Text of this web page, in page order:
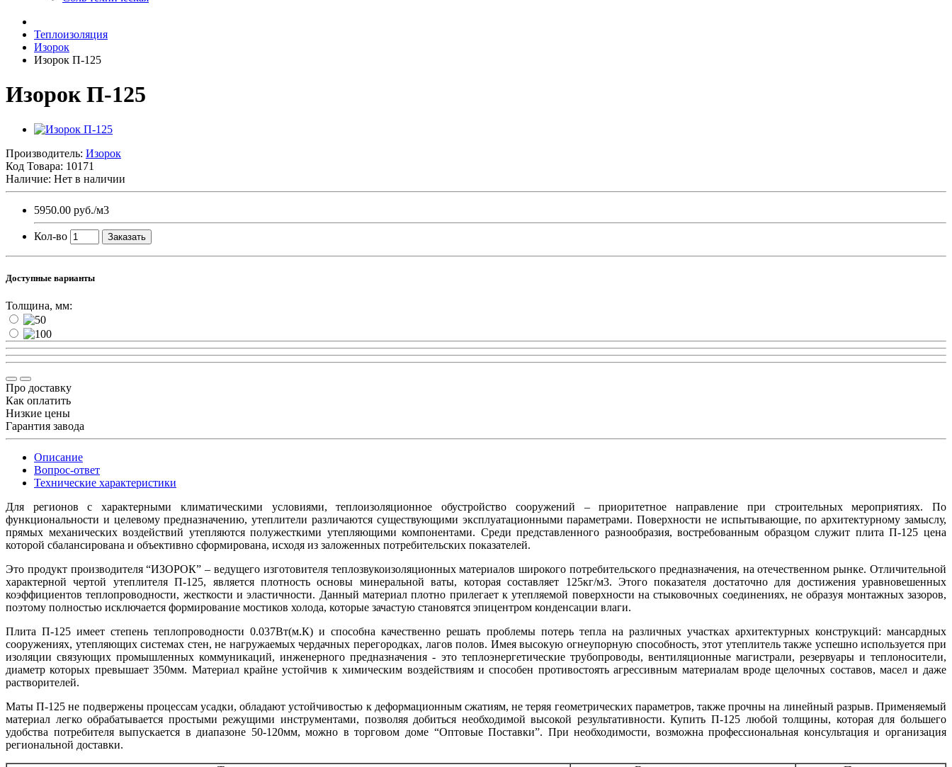
Теплоизоляция
Изорок
Изорок П-125
Изорок П-125
Производитель: Изорок
Код Товара: 10171
Наличие: Нет в наличии
5950.00 руб./м3
Кол-во Заказать
Доступные варианты
Толщина, мм:
Про доставку
Как оплатить
Низкие цены
Гарантия завода
Описание
Вопрос-ответ
Технические характеристики
Для регионов с характерными климатическими условиями, теплоизоляционное обустройство сооружений – приоритетное направление при строительных мероприятиях. По
функциональности и целевому предназначению, утеплители различаются существующими эксплуатационными параметрами. Поверхности не испытывающие, по архитектурному замыслу,
прямых механических воздействий утепляются полужесткими утепляющими компонентами. Среди представленного разнообразия, востребованным образцом служит плита П-125 цена
которой сбалансирована и объективно сформирована, исходя из заложенных потребительских показателей.
Это продукт производителя “ИЗОРОК” – ведущего изготовителя теплозвукоизоляционных материалов широкого потребительского предназначения, на отечественном рынке. Отличительной
характерной чертой утеплителя П-125, является плотность основы минеральной ваты, которая составляет 125кг/м3. Этого показателя достаточно для достижения уравновешенных
коэффициентов теплопроводности, жесткости и эластичности. Данный материал плотно прилегает к утепляемой поверхности на стыковочных соединениях, не образуя монтажных зазоров,
поэтому полностью исключается формирование мостиков холода, которые зачастую становятся эпицентром конденсации влаги.
Плита П-125 имеет степень теплопроводности 0.037Вт(м.К) и способна качественно решать проблемы потерь тепла на различных участках архитектурных конструкций: мансардных
сооружениях, утепляющих системах стен, не нагружаемых чердачных перегородках, лагов полов. Имея высокую огнеупорную способность, этот утеплитель также успешно используется при
изоляции связующих промышленных коммуникаций, инженерного предназначения - это теплоэнергетические трубопроводы, вентиляционные магистрали, резервуары и теплоносители,
диаметр которых превышает 350мм. Материал крайне устойчив к химическим воздействиям и способен противостоять агрессивным материалам вроде щелочных составов, масел и даже
растворителей.
Маты П-125 не подвержены процессам усадки, обладают устойчивостью к деформационным сжатиям, не теряя геометрических параметров, также прочны на линейный разрыв. Применяемый
материал легко обрабатывается простыми режущими инструментами, позволяя добиться необходимой высокой результативности. Купить П-125 любой толщины, которая для большего
удобства потребителя выпускается в диапазоне 50-120мм, можно в торговом доме “Оптовые Поставки”. При необходимости, возможна профессиональная консультация и организация
региональной доставки.